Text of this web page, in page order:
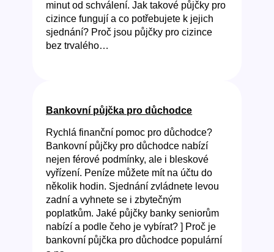
minut od schválení. Jak takové půjčky pro
cizince fungují a co potřebujete k jejich
sjednání? Proč jsou půjčky pro cizince
bez trvalého…
Bankovní půjčka pro důchodce
Rychlá finanční pomoc pro důchodce?
Bankovní půjčky pro důchodce nabízí
nejen férové podmínky, ale i bleskové
vyřízení. Peníze můžete mít na účtu do
několik hodin. Sjednání zvládnete levou
zadní a vyhnete se i zbytečným
poplatkům. Jaké půjčky banky seniorům
nabízí a podle čeho je vybírat? ] Proč je
bankovní půjčka pro důchodce populární